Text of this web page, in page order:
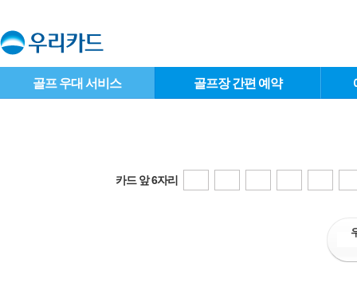
골프 우대 서비스 골프장 간편 예약
카드 앞 6자리